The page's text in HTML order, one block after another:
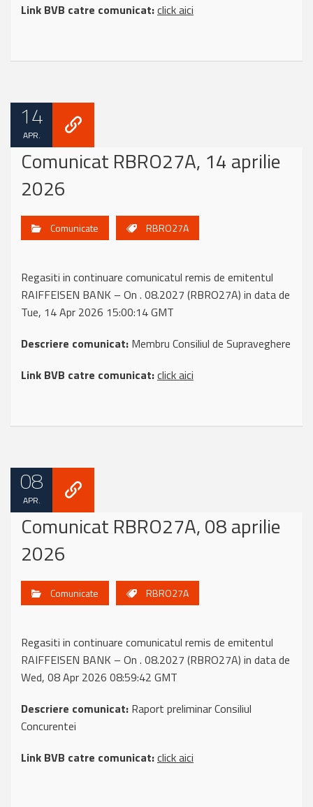
Link BVB catre comunicat:click aici
14
APR.
Comunicat RBRO27A, 14 aprilie
2026
Comunicate RBRO27A
Regasiti in continuare comunicatul remis de emitentul
RAIFFEISEN BANK – On . 08.2027 (RBRO27A) in data de
Tue, 14 Apr 2026 15:00:14 GMT
Descriere comunicat: Membru Consiliul de Supraveghere
Link BVB catre comunicat:click aici
08
APR.
Comunicat RBRO27A, 08 aprilie
2026
Comunicate RBRO27A
Regasiti in continuare comunicatul remis de emitentul
RAIFFEISEN BANK – On . 08.2027 (RBRO27A) in data de
Wed, 08 Apr 2026 08:59:42 GMT
Descriere comunicat: Raport preliminar Consiliul
Concurentei
Link BVB catre comunicat:click aici